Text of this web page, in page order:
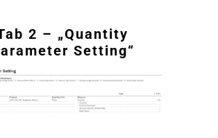
2 – „Quantity
Setting“